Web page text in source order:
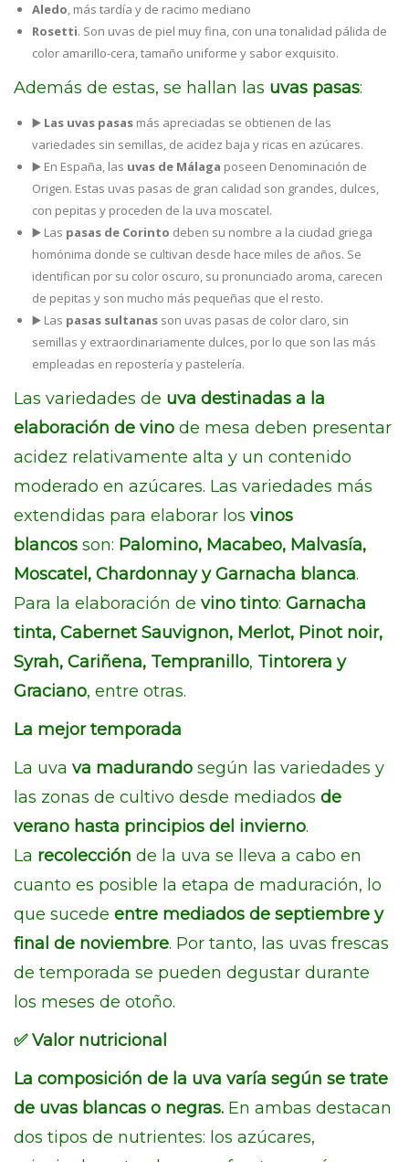
Aledo, más tardía y de racimo mediano
Rosetti. Son uvas de piel muy fina, con una tonalidad pálida de
color amarillo-cera, tamaño uniforme y sabor exquisito.
Además de estas, se hallan las uvas pasas:
▶️ Las uvas pasas más apreciadas se obtienen de las
variedades sin semillas, de acidez baja y ricas en azúcares.
▶️ En España, las uvas de Málaga poseen Denominación de
Origen. Estas uvas pasas de gran calidad son grandes, dulces,
con pepitas y proceden de la uva moscatel.
▶️ Las pasas de Corinto deben su nombre a la ciudad griega
homónima donde se cultivan desde hace miles de años. Se
identifican por su color oscuro, su pronunciado aroma, carecen
de pepitas y son mucho más pequeñas que el resto.
▶️ Las pasas sultanas son uvas pasas de color claro, sin
semillas y extraordinariamente dulces, por lo que son las más
empleadas en repostería y pastelería.
Las variedades de uva destinadas a la
elaboración de vino de mesa deben presentar
acidez relativamente alta y un contenido
moderado en azúcares. Las variedades más
extendidas para elaborar los vinos
blancos son: Palomino, Macabeo, Malvasía,
Moscatel, Chardonnay y Garnacha blanca.
Para la elaboración de vino tinto: Garnacha
tinta, Cabernet Sauvignon, Merlot, Pinot noir,
Syrah, Cariñena, Tempranillo, Tintorera y
Graciano, entre otras.
La mejor temporada
La uva va madurando según las variedades y
las zonas de cultivo desde mediados de
verano hasta principios del invierno.
La recolección de la uva se lleva a cabo en
cuanto es posible la etapa de maduración, lo
que sucede entre mediados de septiembre y
final de noviembre. Por tanto, las uvas frescas
de temporada se pueden degustar durante
los meses de otoño.
✅Valor nutricional
La composición de la uva varía según se trate
de uvas blancas o negras. En ambas destacan
dos tipos de nutrientes: los azúcares,